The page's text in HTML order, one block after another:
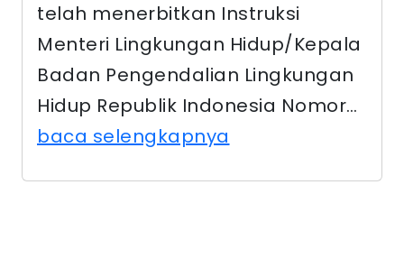
telah menerbitkan Instruksi
Menteri Lingkungan Hidup/Kepala
Badan Pengendalian Lingkungan
Hidup Republik Indonesia Nomor…
baca selengkapnya